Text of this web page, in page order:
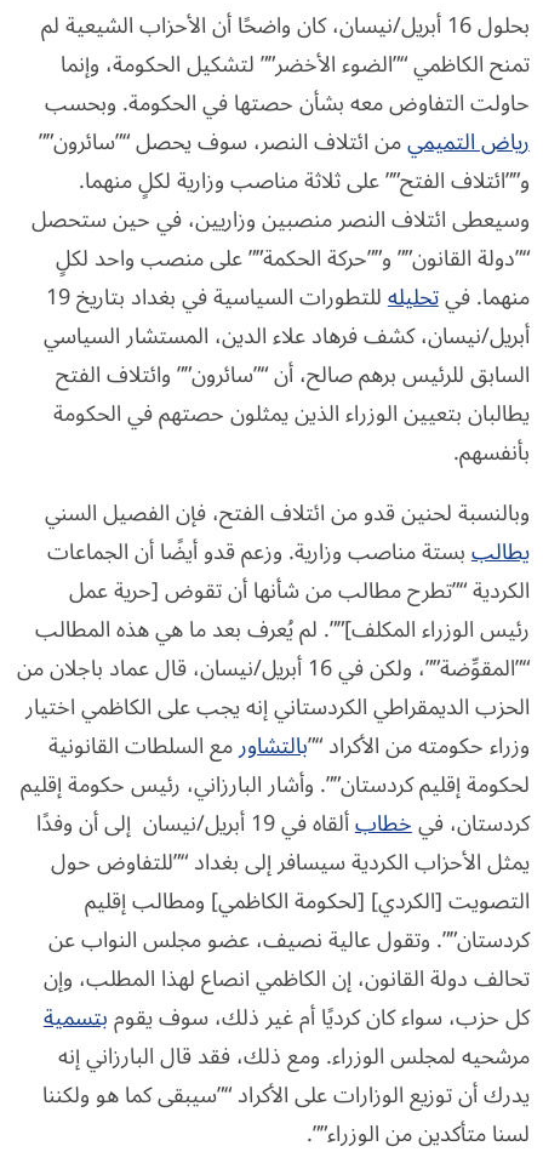
بحلول 16 أبريل/نيسان، كان واضحًا أن الأحزاب الشيعية لم
تمنح الكاظمي “”الضوء الأخضر”” لتشكيل الحكومة، وإنما
حاولت التفاوض معه بشأن حصتها في الحكومة. وبحسب
رياض التميميمن ائتلاف النصر، سوف يحصل “”سائرون””
و””ائتلاف الفتح”” على ثلاثة مناصب وزارية لكلٍ منهما.
وسيعطى ائتلاف النصر منصبين وزاريين، في حين ستحصل
“”دولة القانون”” و””حركة الحكمة”” على منصب واحد لكلٍ
منهما. فيتحليله
للتطورات السياسية في بغداد بتاريخ 19
أبريل/نيسان، كشف فرهاد علاء الدين، المستشار السياسي
السابق للرئيس برهم صالح، أن “”سائرون”” وائتلاف الفتح
يطالبان بتعيين الوزراء الذين يمثلون حصتهم في الحكومة
بأنفسهم.
وبالنسبة لحنين قدو من ائتلاف الفتح، فإن الفصيل السني
يطالببستة مناصب وزارية. وزعم قدو أيضًا أن الجماعات
الكردية “”تطرح مطالب من شأنها أن تقوض [حرية عمل
رئيس الوزراء المكلف]””. لم يُعرف بعد ما هي هذه المطالب
“”المقوِّضة””، ولكن في 16 أبريل/نيسان، قال عماد باجلان من
الحزب الديمقراطي الكردستاني إنه يجب على الكاظمي اختيار
وزراء حكومته من الأكراد “”بالتشاورمع السلطات القانونية
لحكومة إقليم كردستان””. وأشار البارزاني، رئيس حكومة إقليم
كردستان، فيخطاب
ألقاه في 19 أبريل/نيسان إلى أن وفدًا
يمثل الأحزاب الكردية سيسافر إلى بغداد “”للتفاوض حول
التصويت [الكردي] [لحكومة الكاظمي] ومطالب إقليم
كردستان””. وتقول عالية نصيف، عضو مجلس النواب عن
تحالف دولة القانون، إن الكاظمي انصاع لهذا المطلب، وإن
كل حزب، سواء كان كرديًا أم غير ذلك، سوف يقومبتسمية
مرشحيه لمجلس الوزراء. ومع ذلك، فقد قال البارزاني إنه
يدرك أن توزيع الوزارات على الأكراد “”سيبقى كما هو ولكننا
لسنا متأكدين من الوزراء””.